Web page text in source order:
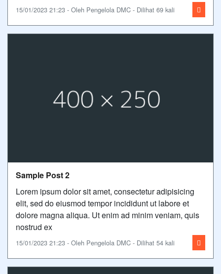
15/01/2023 21:23 - Oleh Pengelola DMC - Dilihat 69 kali
Sample Post 2
Lorem ipsum dolor sit amet, consectetur adipisicing
elit, sed do eiusmod tempor incididunt ut labore et
dolore magna aliqua. Ut enim ad minim veniam, quis
nostrud ex
15/01/2023 21:23 - Oleh Pengelola DMC - Dilihat 54 kali